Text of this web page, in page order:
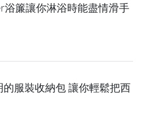
浴簾讓你淋浴時能盡情滑手
的服裝收納包 讓你輕鬆把西